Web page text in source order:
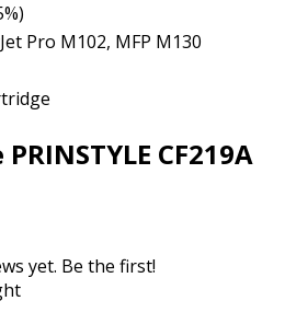
Pro M102, MFP M130
CF219A
yet. Be the first!